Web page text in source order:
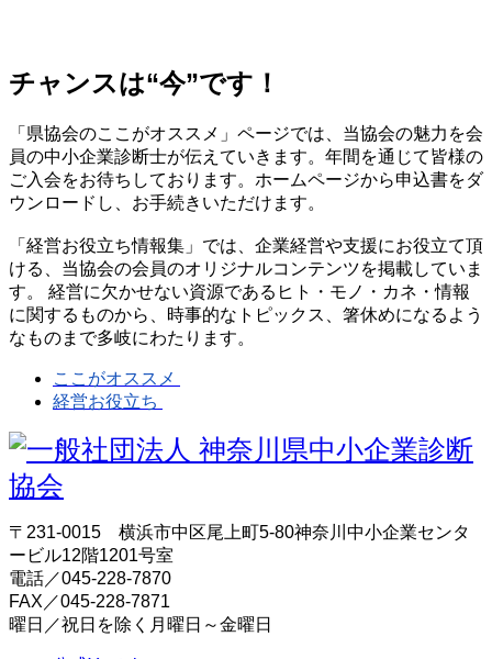
チャンスは“今”です！
「県協会のここがオススメ」ページでは、当協会の魅力を会
員の中小企業診断士が伝えていきます。年間を通じて皆様の
ご入会をお待ちしております。ホームページから申込書をダ
ウンロードし、お手続きいただけます。
「経営お役立ち情報集」では、企業経営や支援にお役立て頂
ける、当協会の会員のオリジナルコンテンツを掲載していま
す。 経営に欠かせない資源であるヒト・モノ・カネ・情報
に関するものから、時事的なトピックス、箸休めになるよう
なものまで多岐にわたります。
ここがオススメ
経営お役立ち
〒231-0015 横浜市中区尾上町5-80神奈川中小企業センタ
ービル12階1201号室
電話／045-228-7870
FAX／045-228-7871
曜日／祝日を除く月曜日～金曜日